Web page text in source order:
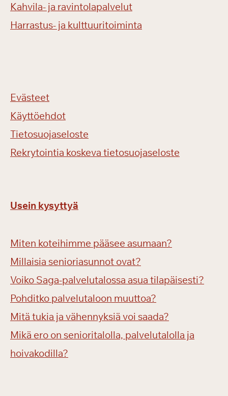
Kahvila- ja ravintolapalvelut
Harrastus- ja kulttuuritoiminta
Evästeet
Käyttöehdot
Tietosuojaseloste
Rekrytointia koskeva tietosuojaseloste
Usein kysyttyä
Miten koteihimme pääsee asumaan?
Millaisia senioriasunnot ovat?
Voiko Saga-palvelutalossa asua tilapäisesti?
Pohditko palvelutaloon muuttoa?
Mitä tukia ja vähennyksiä voi saada?
Mikä ero on senioritalolla, palvelutalolla ja
hoivakodilla?